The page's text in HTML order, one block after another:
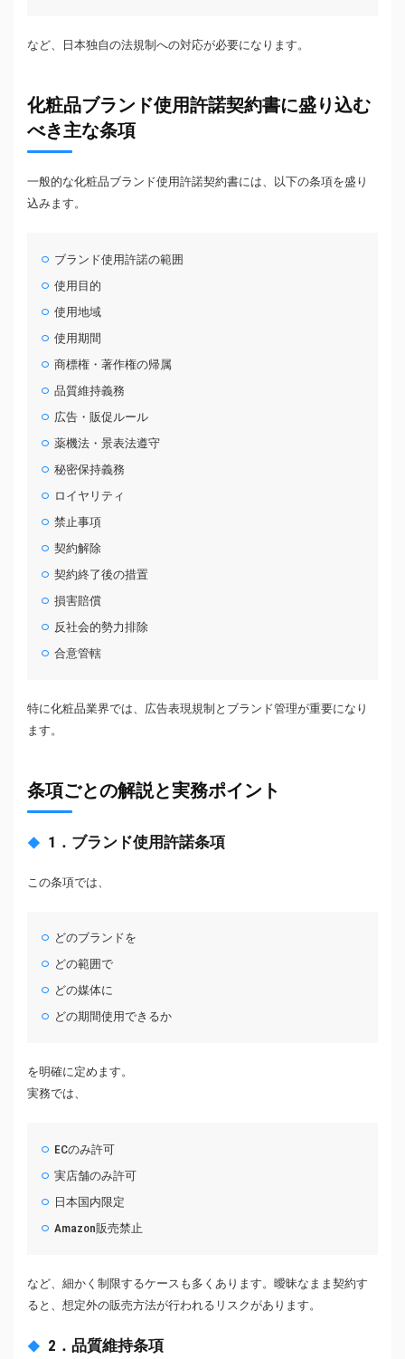
など、日本独自の法規制への対応が必要になります。
化粧品ブランド使用許諾契約書に盛り込む
べき主な条項
一般的な化粧品ブランド使用許諾契約書には、以下の条項を盛り
込みます。
ブランド使用許諾の範囲
使用目的
使用地域
使用期間
商標権・著作権の帰属
品質維持義務
広告・販促ルール
薬機法・景表法遵守
秘密保持義務
ロイヤリティ
禁止事項
契約解除
契約終了後の措置
損害賠償
反社会的勢力排除
合意管轄
特に化粧品業界では、広告表現規制とブランド管理が重要になり
ます。
条項ごとの解説と実務ポイント
1．ブランド使用許諾条項
この条項では、
どのブランドを
どの範囲で
どの媒体に
どの期間使用できるか
を明確に定めます。
実務では、
ECのみ許可
実店舗のみ許可
日本国内限定
Amazon販売禁止
など、細かく制限するケースも多くあります。曖昧なまま契約す
ると、想定外の販売方法が行われるリスクがあります。
2．品質維持条項